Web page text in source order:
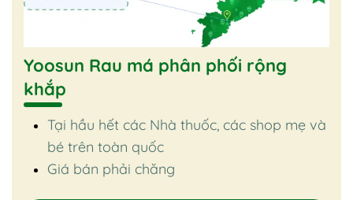
Yoosun Rau má phân phối rộng
khắp
Tại hầu hết các Nhà thuốc, các shop mẹ và
bé trên toàn quốc
Giá bán phải chăng